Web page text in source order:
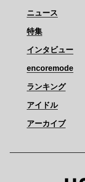
ニュース
特集
インタビュー
encoremode
ランキング
アイドル
アーカイブ